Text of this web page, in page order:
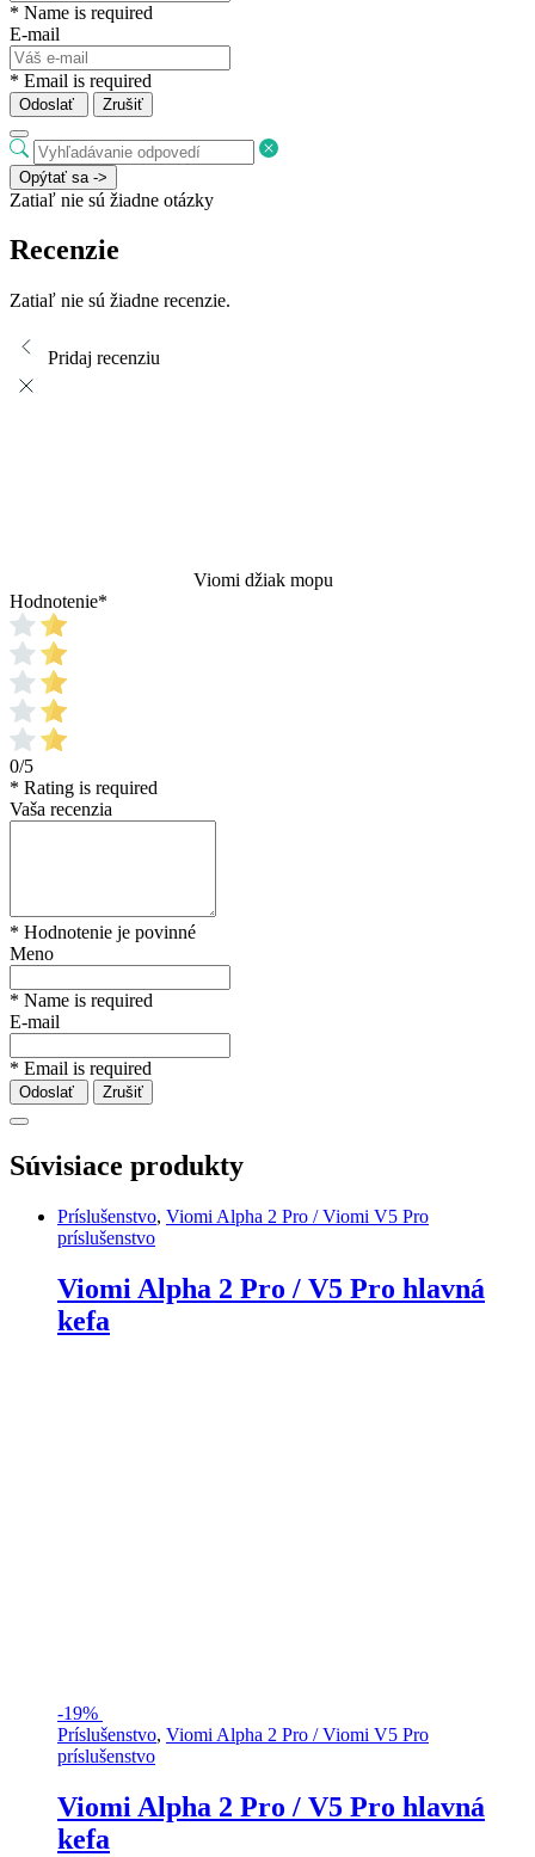
* Name is required
E-mail
* Email is required
Odoslať Zrušiť
Opýtať sa ->
Zatiaľ nie sú žiadne otázky
Recenzie
Zatiaľ nie sú žiadne recenzie.
Pridaj recenziu
Viomi džiak mopu
Hodnotenie*
0/5
* Rating is required
Vaša recenzia
* Hodnotenie je povinné
Meno
* Name is required
E-mail
* Email is required
Odoslať Zrušiť
Súvisiace produkty
Príslušenstvo, Viomi Alpha 2 Pro / Viomi V5 Pro
príslušenstvo
Viomi Alpha 2 Pro / V5 Pro hlavná
kefa
-19%
Príslušenstvo, Viomi Alpha 2 Pro / Viomi V5 Pro
príslušenstvo
Viomi Alpha 2 Pro / V5 Pro hlavná
kefa